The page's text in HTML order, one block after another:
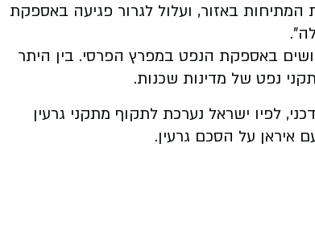
באזור, ועלול לגרור פגיעה באספקת
באספקת הנפט במפרץ הפרסי. בין היתר
נפט של מדינות שכנות.
לפיו ישראל נערכת לתקוף מתקני גרעין
איראן על הסכם גרעין.